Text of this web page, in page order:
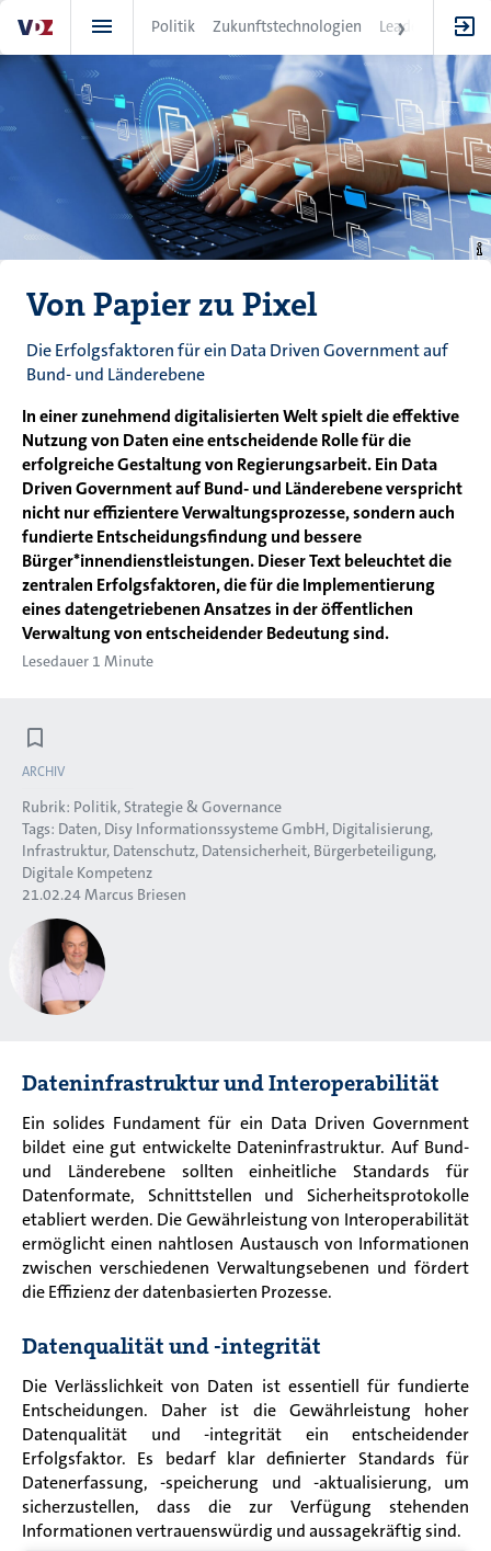
zum
Inhalt
Politik Zukunftstechnologien Leadership
Von Papier zu Pixel
Die Erfolgsfaktoren für ein Data Driven Government auf
Bund- und Länderebene
In einer zunehmend digitalisierten Welt spielt die effektive
Nutzung von Daten eine entscheidende Rolle für die
erfolgreiche Gestaltung von Regierungsarbeit. Ein Data
Driven Government auf Bund- und Länderebene verspricht
nicht nur effizientere Verwaltungsprozesse, sondern auch
fundierte Entscheidungsfindung und bessere
Bürger*innendienstleistungen. Dieser Text beleuchtet die
zentralen Erfolgsfaktoren, die für die Implementierung
eines datengetriebenen Ansatzes in der öffentlichen
Verwaltung von entscheidender Bedeutung sind.
Lesedauer 1 Minute
ARCHIV
Rubrik: Politik, Strategie & Governance
Tags: Daten Disy Informationssysteme GmbH Digitalisierung
Infrastruktur Datenschutz Datensicherheit Bürgerbeteiligung
Digitale Kompetenz
21.02.24Marcus Briesen
Dateninfrastruktur und Interoperabilität
Ein solides Fundament für ein Data Driven Government
bildet eine gut entwickelte Dateninfrastruktur. Auf Bund-
und Länderebene sollten einheitliche Standards für
Datenformate, Schnittstellen und Sicherheitsprotokolle
etabliert werden. Die Gewährleistung von Interoperabilität
ermöglicht einen nahtlosen Austausch von Informationen
zwischen verschiedenen Verwaltungsebenen und fördert
die Effizienz der datenbasierten Prozesse.
Datenqualität und -integrität
Die Verlässlichkeit von Daten ist essentiell für fundierte
Entscheidungen. Daher ist die Gewährleistung hoher
Datenqualität und -integrität ein entscheidender
Erfolgsfaktor. Es bedarf klar definierter Standards für
Datenerfassung, -speicherung und -aktualisierung, um
sicherzustellen, dass die zur Verfügung stehenden
Informationen vertrauenswürdig und aussagekräftig sind.